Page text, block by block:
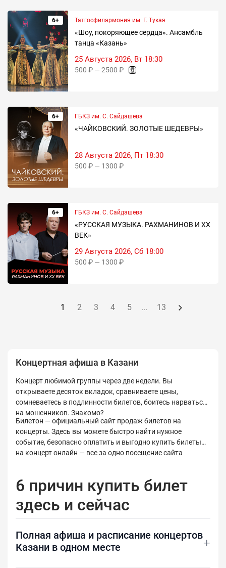
6+ Татгосфилармония им. Г. Тукая
«Шоу, покоряющее сердца». Ансамбль
танца «Казань»
25 Августа 2026, Вт 18:30
500 ₽ — 2500 ₽
6+ ГБКЗ им. С. Сайдашева
«ЧАЙКОВСКИЙ. ЗОЛОТЫЕ ШЕДЕВРЫ»
28 Августа 2026, Пт 18:30
500 ₽ — 1300 ₽
6+ ГБКЗ им. С. Сайдашева
«РУССКАЯ МУЗЫКА. РАХМАНИНОВ И ХХ
ВЕК»
29 Августа 2026, Сб 18:00
500 ₽ — 1300 ₽
1 2 3 4 5 ... 13
Концертная афиша в Казани
Концерт любимой группы через две недели. Вы
открываете десяток вкладок, сравниваете цены,
сомневаетесь в подлинности билетов, боитесь нарваться
на мошенников. Знакомо?
Билетон — официальный сайт продаж билетов на
концерты. Здесь вы можете быстро найти нужное
событие, безопасно оплатить и выгодно купить билеты
на концерт онлайн — все за одно посещение сайта
6 причин купить билет
здесь и сейчас
Полная афиша и расписание концертов
Казани в одном месте
+